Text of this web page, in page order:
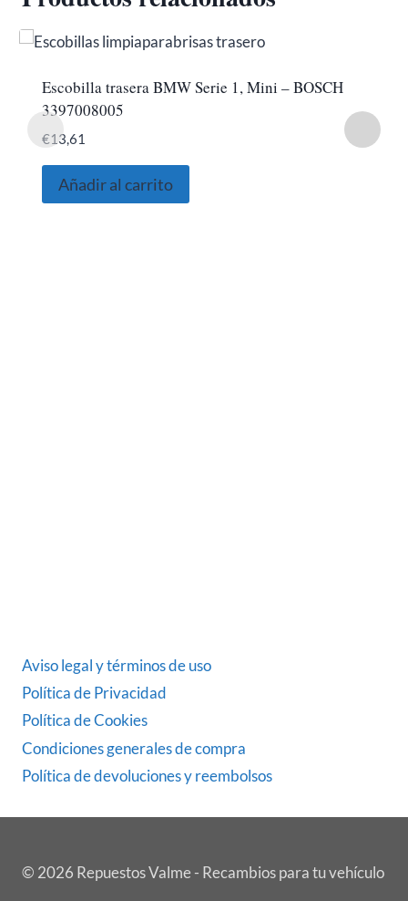
Escobilla trasera BMW Serie 1, Mini – BOSCH
3397008005
€13,61
Añadir al carrito
Aviso legal y términos de uso
Política de Privacidad
Política de Cookies
Condiciones generales de compra
Política de devoluciones y reembolsos
© 2026 Repuestos Valme - Recambios para tu vehículo